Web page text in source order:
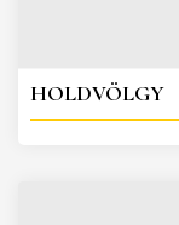
HOLDVÖLGY